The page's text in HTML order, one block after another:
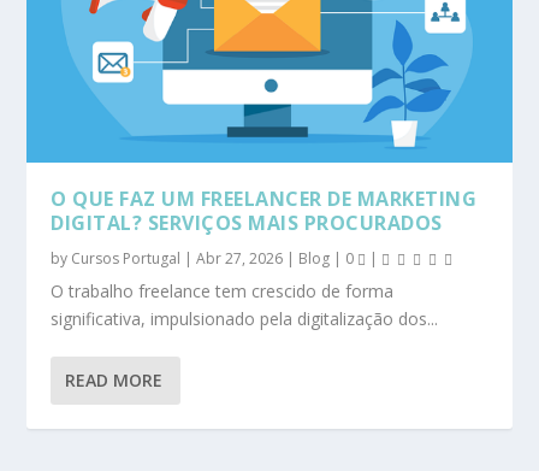
O QUE FAZ UM FREELANCER DE MARKETING
DIGITAL? SERVIÇOS MAIS PROCURADOS
by Cursos Portugal |Abr 27, 2026 | Blog | 0 |
O trabalho freelance tem crescido de forma
significativa, impulsionado pela digitalização dos...
READ MORE